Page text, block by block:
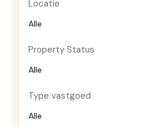
Locatie
Alle
Property Status
Alle
Type vastgoed
Alle